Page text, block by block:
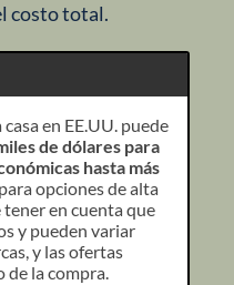
costo total.
en EE.UU. puede
de dólares para
hasta más
opciones de alta
en cuenta que
y pueden variar
y las ofertas
de la compra.